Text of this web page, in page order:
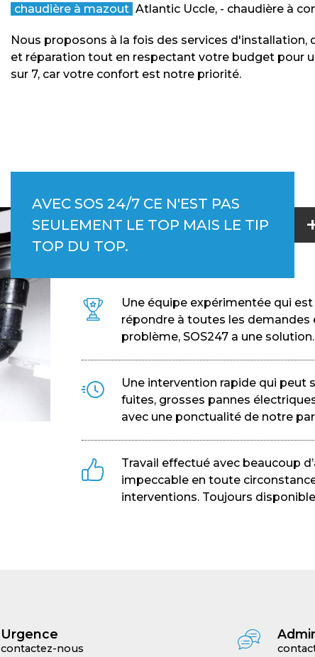
chaudière à mazout Atlantic Uccle, - chaudière à
Nous proposons à la fois des services
et réparation tout en respectant votre budget pour
sur 7, car votre confort est notre priorité.
AVEC SOS 24/7 CE N'EST PAS
SEULEMENT LE TOP MAIS LE TIP
TOP DU TOP.
Une équipe expérimentée qui
répondre à toutes les
problème, SOS247 a une solution.
Une intervention rapide qui peut
fuites, grosses pannes
avec une ponctualité de notre
Travail effectué avec beaucoup
impeccable en toute
interventions. Toujours
Urgence
contactez-nous